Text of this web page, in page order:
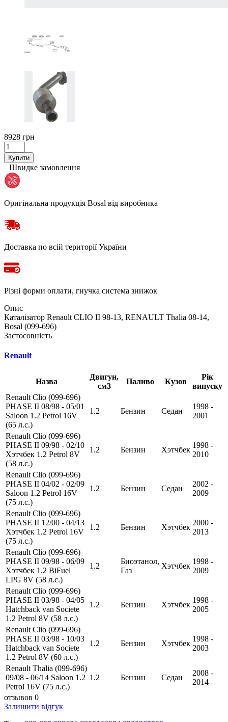
8928 грн
Купити
Швидке замовлення
Оригінальна продукція Bosal від виробника
Доставка по всій території України
Різні форми оплати, гнучка система знижок
Опис
Каталізатор Renault CLIO II 98-13, RENAULT Thalia 08-14,
Bosal (099-696)
Застосовність
Renault
Назва
Двигун,
см3
Паливо Кузов
Рік
випуску
Renault Clio (099-696)
PHASE II 08/98 - 05/01
Saloon 1.2 Petrol 16V
(65 л.с.)
1.2 Бензин Седан
1998 -
2001
Renault Clio (099-696)
PHASE II 09/98 - 02/10
Хэтчбек 1.2 Petrol 8V
(58 л.с.)
1.2 Бензин Хэтчбек
1998 -
2010
Renault Clio (099-696)
PHASE II 04/02 - 02/09
Saloon 1.2 Petrol 16V
(75 л.с.)
1.2 Бензин Седан
2002 -
2009
Renault Clio (099-696)
PHASE II 12/00 - 04/13
Хэтчбек 1.2 Petrol 16V
(75 л.с.)
1.2 Бензин Хэтчбек
2000 -
2013
Renault Clio (099-696)
PHASE II 09/98 - 06/09
Хэтчбек 1.2 BiFuel
LPG 8V (58 л.с.)
1.2
Биоэтанол,
Газ
Хэтчбек
1998 -
2009
Renault Clio (099-696)
PHASE II 03/98 - 04/05
Hatchback van Societe
1.2 Petrol 8V (58 л.с.)
1.2 Бензин Хэтчбек
1998 -
2005
Renault Clio (099-696)
PHASE II 03/98 - 10/03
Hatchback van Societe
1.2 Petrol 8V (60 л.с.)
1.2 Бензин Хэтчбек
1998 -
2003
Renault Thalia (099-696)
09/08 - 06/14 Saloon 1.2
Petrol 16V (75 л.с.)
1.2 Бензин Седан
2008 -
2014
отзывов 0
Залишити відгук